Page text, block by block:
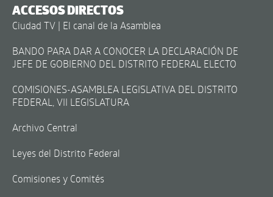
ACCESOS DIRECTOS
Ciudad TV | El canal de la Asamblea
BANDO PARA DAR A CONOCER LA DECLARACIÓN DE
JEFE DE GOBIERNO DEL DISTRITO FEDERAL ELECTO
COMISIONES-ASAMBLEA LEGISLATIVA DEL DISTRITO
FEDERAL, VII LEGISLATURA
Archivo Central
Leyes del Distrito Federal
Comisiones y Comités